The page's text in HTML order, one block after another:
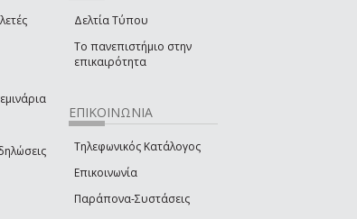
Δελτία Τύπου
Το πανεπιστήμιο στην
επικαιρότητα
ΕΠΙΚΟΙΝΩΝΙΑ
Τηλεφωνικός Κατάλογος
Επικοινωνία
Παράπονα-Συστάσεις